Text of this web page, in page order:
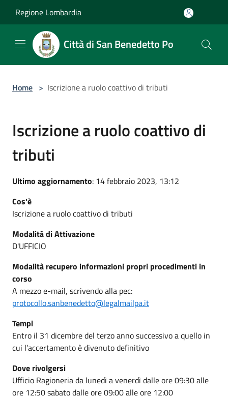
Regione Lombardia
Città di San Benedetto Po
Home > Iscrizione a ruolo coattivo di tributi
Iscrizione a ruolo coattivo di
tributi
Ultimo aggiornamento: 14 febbraio 2023, 13:12
Cos'è
Iscrizione a ruolo coattivo di tributi
Modalità di Attivazione
D'UFFICIO
Modalità recupero informazioni propri procedimenti in
corso
A mezzo e-mail, scrivendo alla pec:
protocollo.sanbenedetto@legalmailpa.it
Tempi
Entro il 31 dicembre del terzo anno successivo a quello in
cui l’accertamento è divenuto definitivo
Dove rivolgersi
Ufficio Ragioneria da lunedì a venerdì dalle ore 09:30 alle
ore 12:50 sabato dalle ore 09:00 alle ore 12:00